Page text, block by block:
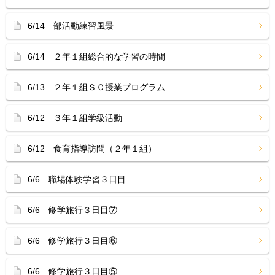
6/14 部活動練習風景
6/14 ２年１組総合的な学習の時間
6/13 ２年１組ＳＣ授業プログラム
6/12 ３年１組学級活動
6/12 食育指導訪問（２年１組）
6/6 職場体験学習３日目
6/6 修学旅行３日目⑦
6/6 修学旅行３日目⑥
6/6 修学旅行３日目⑤